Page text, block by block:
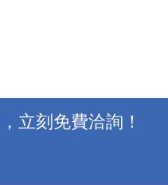
立刻免費洽詢！